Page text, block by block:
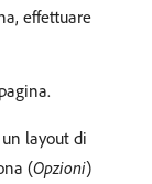
effettuare
layout di
(Opzioni)